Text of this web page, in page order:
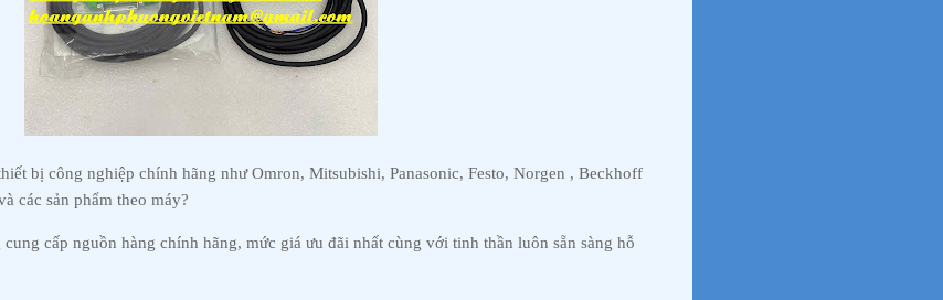
bị công nghiệp chính hãng như Omron, Mitsubishi, Panasonic, Festo, Norgen , Beckhoff
các sản phẩm theo máy?
cấp nguồn hàng chính hãng, mức giá ưu đãi nhất cùng với tinh thần luôn sẵn sàng hỗ